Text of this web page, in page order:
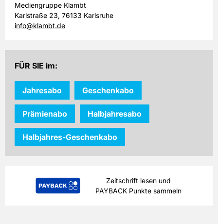
Mediengruppe Klambt
Karlstraße 23, 76133 Karlsruhe
info@klambt.de
FÜR SIE im:
Jahresabo Geschenkabo
Prämienabo Halbjahresabo
Halbjahres-Geschenkabo
Zeitschrift lesen und
PAYBACK Punkte sammeln